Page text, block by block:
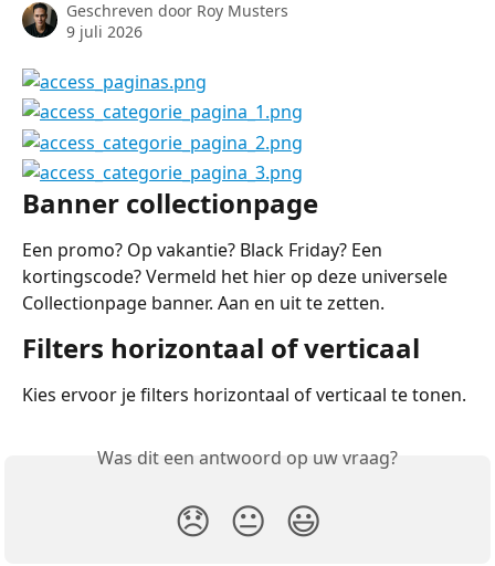
Geschreven door Roy Musters
9 juli 2026
Banner collectionpage
Een promo? Op vakantie? Black Friday? Een
kortingscode? Vermeld het hier op deze universele
Collectionpage banner. Aan en uit te zetten.
Filters horizontaal of verticaal
Kies ervoor je filters horizontaal of verticaal te tonen.
Was dit een antwoord op uw vraag?
😞 😐 😃